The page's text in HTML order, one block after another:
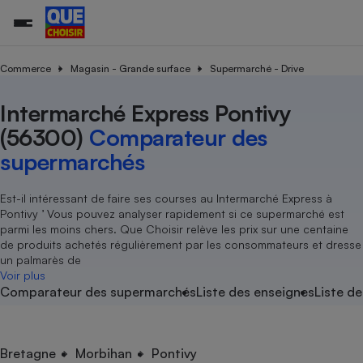
Commerce Magasin - Grande surface Supermarché - Drive
Intermarché Express Pontivy
(56300) Comparateur des
supermarchés
Est-il intéressant de faire ses courses au Intermarché Express à
Pontivy ’ Vous pouvez analyser rapidement si ce supermarché est
parmi les moins chers. Que Choisir relève les prix sur une centaine
de produits achetés régulièrement par les consommateurs et dresse
un palmarès de
Voir plus
Comparateur des supermarchésListe des enseignesListe
Bretagne Morbihan Pontivy
Agriculture
Achat - Vente - Location
Magasin - Grande surface
Marketing - Fidélisation
Organismes de défense
Système judiciaire
Air
Eau
Achat - Vente - Travaux
Location
Sport
Vacances - Tourisme
électrique
Démarche administrative
Senior
Service marchand
Train
Transport aérien
Toutes les actualités
Enquêtes
Guides d'achat
Conseils
Brèves
Tous les services
Soumettre un litige
Lettres types
Rencontrer une association locale
Tous nos combats
Nos actions
Nos grandes victoires
Les billets de la présidente
Nos associations locales
Nous rejoindre
En savoir plus sur Que Choisir Ensemble
nous ?
L’association
Nos missions
Notre méthodologie
Notre financement
Nos partenaires
Nous rejoindre